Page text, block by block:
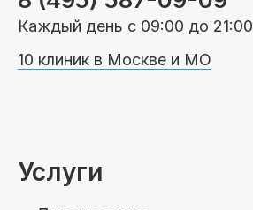
Пациентам
Вопросы и ответы
Каждый день с 09:00 до 21:00
10 клиник в Москве и МО
Услуги